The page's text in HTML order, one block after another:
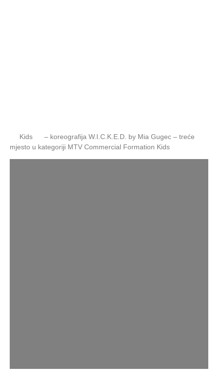
Kids
– koreografija W.I.C.K.E.D. by Mia Gugec – treće
mjesto u kategoriji MTV Commercial Formation Kids